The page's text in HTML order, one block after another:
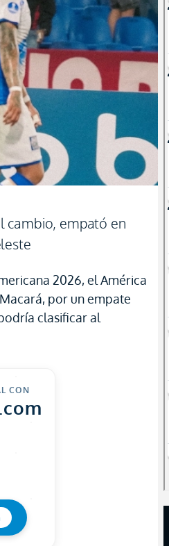
cambio, empató en
2026, el América
por un empate
clasificar al
CON